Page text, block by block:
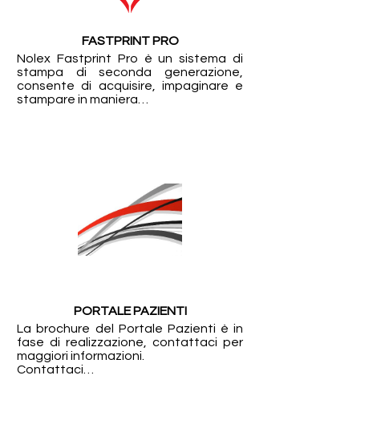
FASTPRINT PRO
Nolex Fastprint Pro è un sistema di
stampa di seconda generazione,
consente di acquisire, impaginare e
stampare in maniera…
PORTALE PAZIENTI
La brochure del Portale Pazienti è in
fase di realizzazione, contattaci per
maggiori informazioni.
Contattaci…